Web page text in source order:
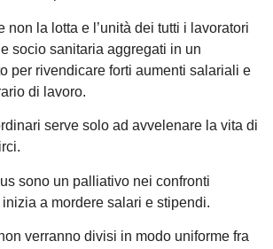
non la lotta e l’unità dei tutti i lavoratori
socio sanitaria aggregati in un
per rivendicare forti aumenti salariali e
di lavoro.
serve solo ad avvelenare la vita di
sono un palliativo nei confronti
a mordere salari e stipendi.
verranno divisi in modo uniforme fra